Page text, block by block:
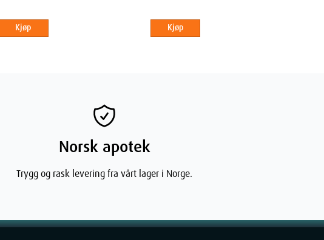
Kjøp Kjøp
Norsk apotek
Trygg og rask levering fra vårt lager i Norge.